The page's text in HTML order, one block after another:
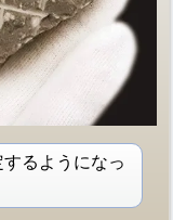
るようになっ